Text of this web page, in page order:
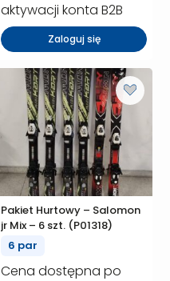
aktywacji konta B2B
Zaloguj się
Pakiet Hurtowy – Salomon
jr Mix – 6 szt. (P01318)
6 par
Cena dostępna po